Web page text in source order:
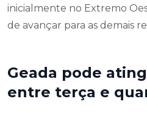
inicialmente no Extremo
de avançar para as demais
Geada pode
entre terça e